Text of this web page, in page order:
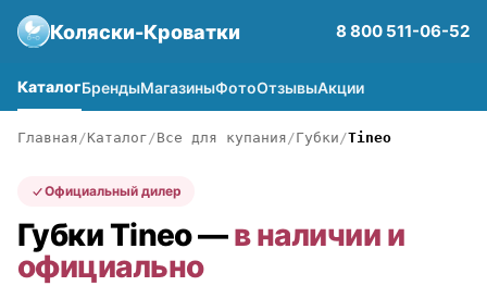
Коляски-Кроватки 8 800 511-06-52
КаталогБрендыМагазиныФотоОтзывыАкции
Главная Каталог Все для купания Губки Tineo
Официальный дилер
Губки Tineo —в наличии и
официально